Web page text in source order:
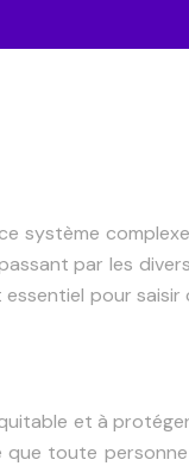
système
par les
pour
et à
toute